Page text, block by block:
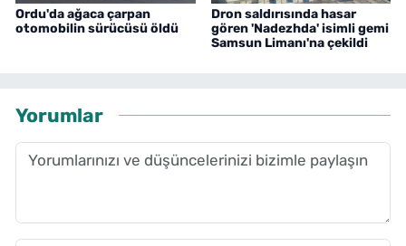
Ordu'da ağaca çarpan
otomobilin sürücüsü öldü
Dron saldırısında hasar
gören 'Nadezhda' isimli gemi
Samsun Limanı'na çekildi
Yorumlar